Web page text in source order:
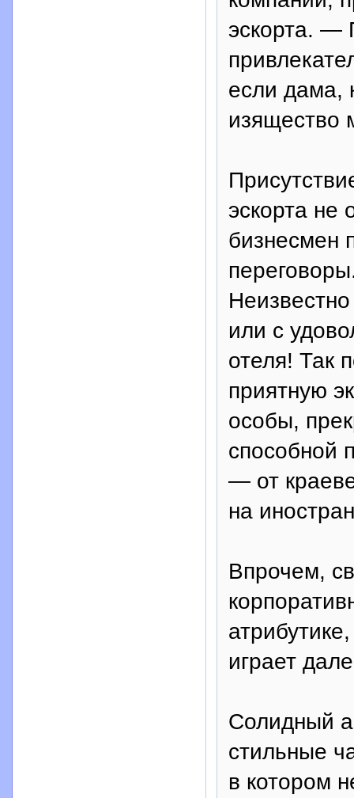
эскорта. —
если дама,
изящество
эскорта не
бизнесмен
или с
отеля! Так
приятную
особы,
способной
— от
на
Впрочем,
играет
Солидный
стильные
в котором